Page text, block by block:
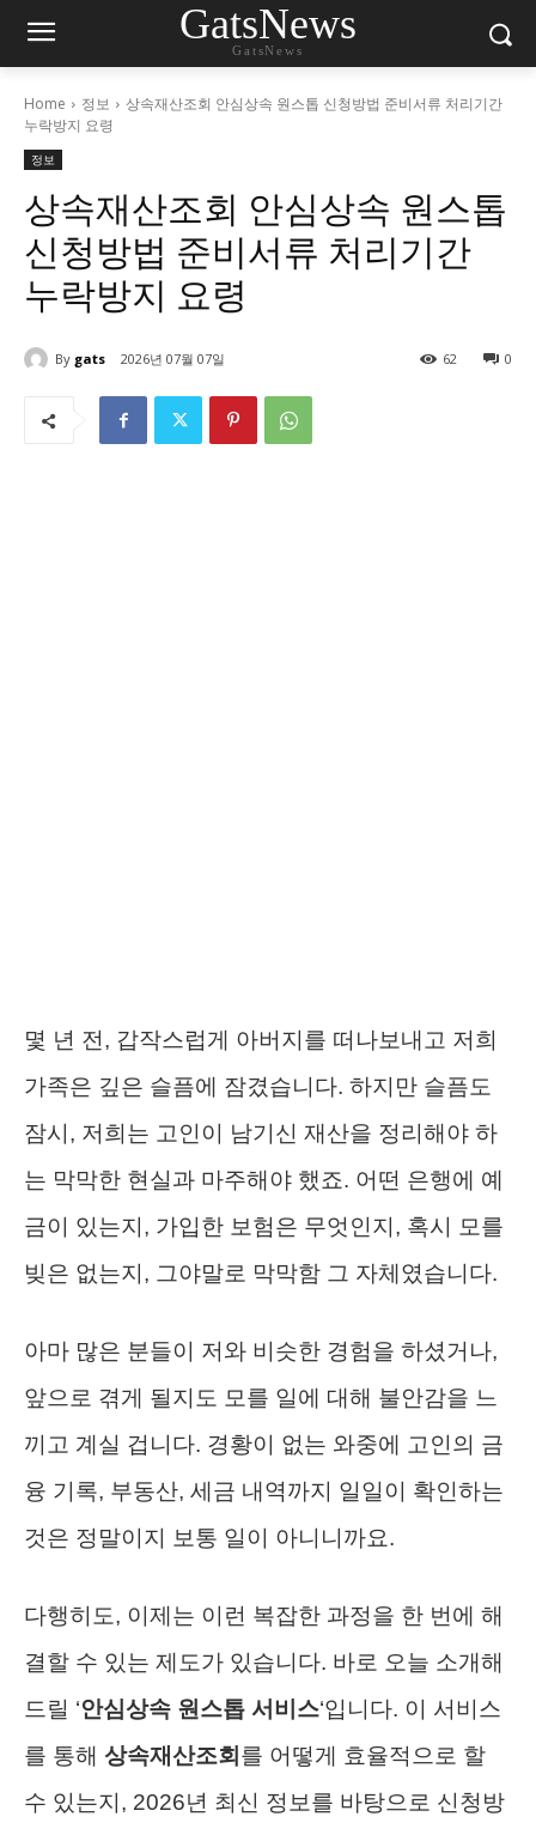
GatsNews
GatsNews
Home 정보
상속재산조회 안심상속 원스톱 신청방법 준비서류 처리기간
누락방지 요령
정보
상속재산조회 안심상속 원스톱
신청방법 준비서류 처리기간
누락방지 요령
By gats 2026년 07월 07일 0
62
몇 년 전, 갑작스럽게 아버지를 떠나보내고 저희
가족은 깊은 슬픔에 잠겼습니다. 하지만 슬픔도
잠시, 저희는 고인이 남기신 재산을 정리해야 하
는 막막한 현실과 마주해야 했죠. 어떤 은행에 예
금이 있는지, 가입한 보험은 무엇인지, 혹시 모를
빚은 없는지, 그야말로 막막함 그 자체였습니다.
아마 많은 분들이 저와 비슷한 경험을 하셨거나,
앞으로 겪게 될지도 모를 일에 대해 불안감을 느
끼고 계실 겁니다. 경황이 없는 와중에 고인의 금
융 기록, 부동산, 세금 내역까지 일일이 확인하는
것은 정말이지 보통 일이 아니니까요.
다행히도, 이제는 이런 복잡한 과정을 한 번에 해
결할 수 있는 제도가 있습니다. 바로 오늘 소개해
드릴 ‘안심상속 원스톱 서비스‘입니다. 이 서비스
를 통해 상속재산조회 를 어떻게 효율적으로 할
수 있는지, 2026년 최신 정보를 바탕으로 신청방